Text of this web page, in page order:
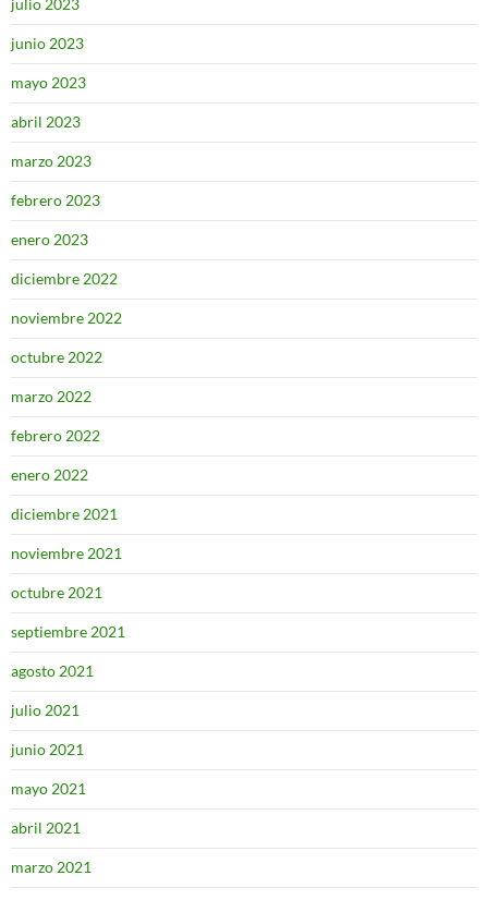
julio 2023
junio 2023
mayo 2023
abril 2023
marzo 2023
febrero 2023
enero 2023
diciembre 2022
noviembre 2022
octubre 2022
marzo 2022
febrero 2022
enero 2022
diciembre 2021
noviembre 2021
octubre 2021
septiembre 2021
agosto 2021
julio 2021
junio 2021
mayo 2021
abril 2021
marzo 2021